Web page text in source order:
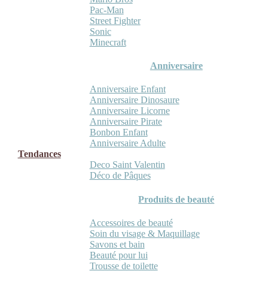
Pac-Man
Street Fighter
Sonic
Minecraft
Anniversaire
Anniversaire Enfant
Anniversaire Dinosaure
Anniversaire Licorne
Anniversaire Pirate
Bonbon Enfant
Anniversaire Adulte
Tendances
Deco Saint Valentin
Déco de Pâques
Produits de beauté
Accessoires de beauté
Soin du visage & Maquillage
Savons et bain
Beauté pour lui
Trousse de toilette